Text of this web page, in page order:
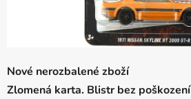
Nové nerozbalené zboží
Zlomená karta. Blistr bez poškození